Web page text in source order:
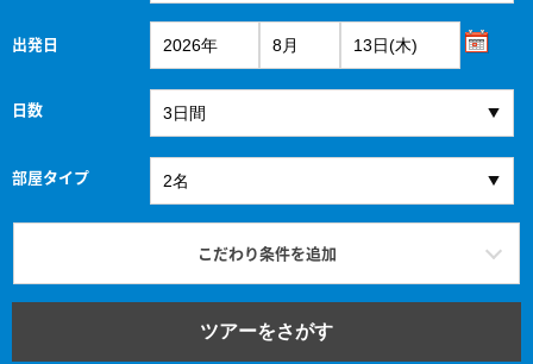
出発日
日数
部屋タイプ
こだわり条件を追加
ツアーをさがす